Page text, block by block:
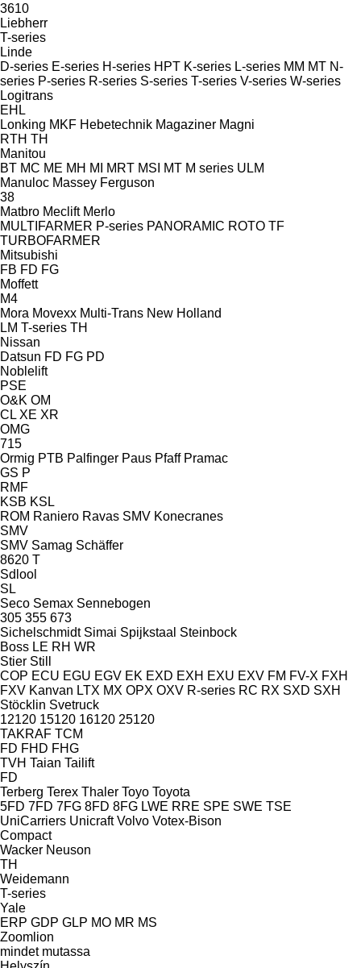
3610
Liebherr
T-series
Linde
D-series E-series H-series HPT K-series L-series MM MT N-
series P-series R-series S-series T-series V-series W-series
Logitrans
EHL
Lonking MKF Hebetechnik Magaziner Magni
RTH TH
Manitou
BT MC ME MH MI MRT MSI MT M series ULM
Manuloc Massey Ferguson
38
Matbro Meclift Merlo
MULTIFARMER P-series PANORAMIC ROTO TF
TURBOFARMER
Mitsubishi
FB FD FG
Moffett
M4
Mora Movexx Multi-Trans New Holland
LM T-series TH
Nissan
Datsun FD FG PD
Noblelift
PSE
O&K OM
CL XE XR
OMG
715
Ormig PTB Palfinger Paus Pfaff Pramac
GS P
RMF
KSB KSL
ROM Raniero Ravas SMV Konecranes
SMV
SMV Samag Schäffer
8620 T
Sdlool
SL
Seco Semax Sennebogen
305 355 673
Sichelschmidt Simai Spijkstaal Steinbock
Boss LE RH WR
Stier Still
COP ECU EGU EGV EK EXD EXH EXU EXV FM FV-X FXH
FXV Kanvan LTX MX OPX OXV R-series RC RX SXD SXH
Stöcklin Svetruck
12120 15120 16120 25120
TAKRAF TCM
FD FHD FHG
TVH Taian Tailift
FD
Terberg Terex Thaler Toyo Toyota
5FD 7FD 7FG 8FD 8FG LWE RRE SPE SWE TSE
UniCarriers Unicraft Volvo Votex-Bison
Compact
Wacker Neuson
TH
Weidemann
T-series
Yale
ERP GDP GLP MO MR MS
Zoomlion
mindet mutassa